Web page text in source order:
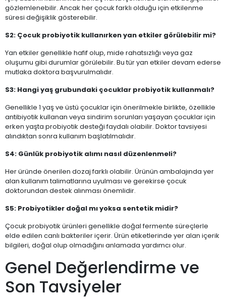
gözlemlenebilir. Ancak her çocuk farklı olduğu için etkilenme
süresi değişiklik gösterebilir.
S2: Çocuk probiyotik kullanırken yan etkiler görülebilir mi?
Yan etkiler genellikle hafif olup, mide rahatsızlığı veya gaz
oluşumu gibi durumlar görülebilir. Bu tür yan etkiler devam ederse
mutlaka doktora başvurulmalıdır.
S3: Hangi yaş grubundaki çocuklar probiyotik kullanmalı?
Genellikle 1 yaş ve üstü çocuklar için önerilmekle birlikte, özellikle
antibiyotik kullanan veya sindirim sorunları yaşayan çocuklar için
erken yaşta probiyotik desteği faydalı olabilir. Doktor tavsiyesi
alındıktan sonra kullanım başlatılmalıdır.
S4: Günlük probiyotik alımı nasıl düzenlenmeli?
Her üründe önerilen dozaj farklı olabilir. Ürünün ambalajında yer
alan kullanım talimatlarına uyulması ve gerekirse çocuk
doktorundan destek alınması önemlidir.
S5: Probiyotikler doğal mı yoksa sentetik midir?
Çocuk probiyotik ürünleri genellikle doğal fermente süreçlerle
elde edilen canlı bakteriler içerir. Ürün etiketlerinde yer alan içerik
bilgileri, doğal olup olmadığını anlamada yardımcı olur.
Genel Değerlendirme ve
Son Tavsiyeler